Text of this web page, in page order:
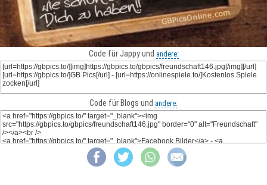
Code für Jappy und andere:
Code für Blogs und andere: